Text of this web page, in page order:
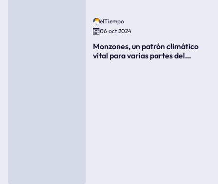
elTiempo
06 oct 2024
Monzones, un patrón climático
vital para varias partes del